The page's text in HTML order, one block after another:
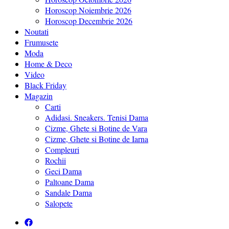
Horoscop Noiembrie 2026
Horoscop Decembrie 2026
Noutati
Frumusete
Moda
Home & Deco
Video
Black Friday
Magazin
Carti
Adidasi. Sneakers. Tenisi Dama
Cizme, Ghete si Botine de Vara
Cizme, Ghete si Botine de Iarna
Compleuri
Rochii
Geci Dama
Paltoane Dama
Sandale Dama
Salopete